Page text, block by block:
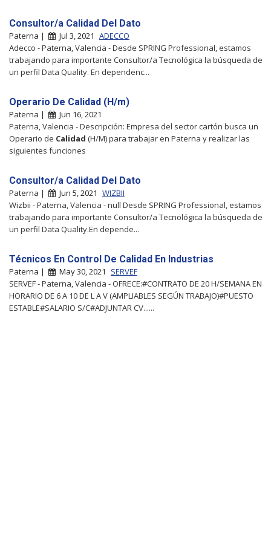
Consultor/a Calidad Del Dato
Paterna | Jul 3, 2021 ADECCO
Adecco - Paterna, Valencia - Desde SPRING Professional, estamos
trabajando para importante Consultor/a Tecnológica la búsqueda de
un perfil Data Quality. En dependenc...
Operario De Calidad (H/m)
Paterna |
Jun 16, 2021
Paterna, Valencia - Descripción: Empresa del sector cartón busca un
Operario de Calidad (H/M) para trabajar en Paterna y realizar las
siguientes funciones
Consultor/a Calidad Del Dato
Paterna | Jun 5, 2021 WIZBII
Wizbii - Paterna, Valencia - null Desde SPRING Professional, estamos
trabajando para importante Consultor/a Tecnológica la búsqueda de
un perfil Data Quality.En depende...
Técnicos En Control De Calidad En Industrias
Paterna | May 30, 2021
SERVEF
SERVEF - Paterna, Valencia - OFRECE:#CONTRATO DE 20 H/SEMANA EN
HORARIO DE 6 A 10 DE L A V (AMPLIABLES SEGÚN TRABAJO)#PUESTO
ESTABLE#SALARIO S/C#ADJUNTAR CV......